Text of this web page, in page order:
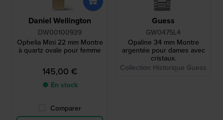
Daniel Wellington
DW00100939
Ophelia Mini 22 mm Montre
à quartz ovale pour femme
145,00 €
● En stock
Comparer
Guess
GW0475L4
Opaline 34 mm Montre
argentée pour dames avec
cristaux.
Collection Historique Guess